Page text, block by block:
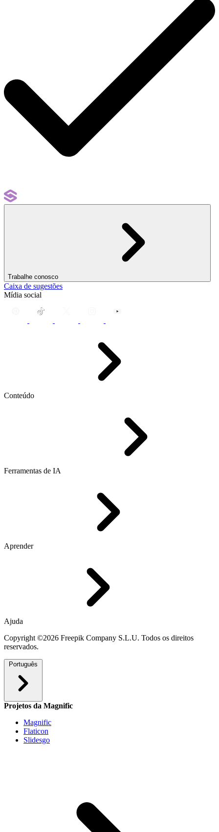
Trabalhe conosco
Caixa de sugestões
Mídia social
Conteúdo
Ferramentas de IA
Aprender
Ajuda
Copyright ©2026 Freepik Company S.L.U. Todos os direitos
reservados.
Português
Projetos da Magnific
Magnific
Flaticon
Slidesgo